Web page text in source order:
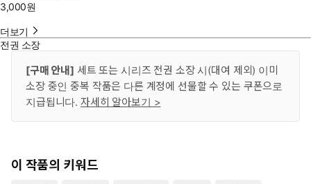
3,000원
더보기
전권 소장
[구매 안내] 세트 또는 시리즈 전권 소장 시(대여 제외) 이미
소장 중인 중복 작품은 다른 계정에 선물할 수 있는 쿠폰으로
지급됩니다. 자세히 알아보기 >
이 작품의 키워드